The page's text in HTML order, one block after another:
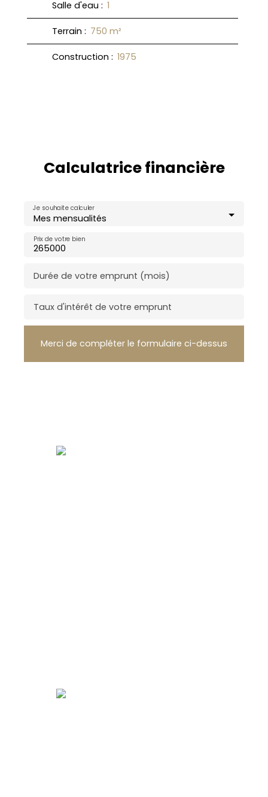
Salle d'eau : 1
Terrain : 750 m²
Construction : 1975
Calculatrice financière
Mes mensualités
Je souhaite calculer
Prix de votre bien
Durée de votre emprunt (mois)
Taux d'intérêt de votre emprunt
Merci de compléter le formulaire ci-dessus